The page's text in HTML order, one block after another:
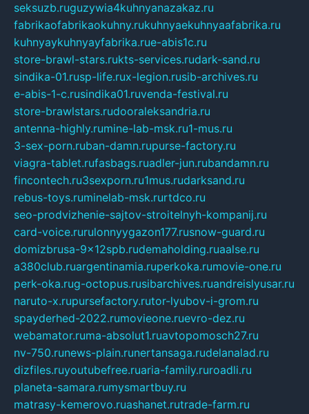
seksuzb.ruguzywia4kuhnyanazakaz.ru
fabrikaofabrikaokuhny.rukuhnyaekuhnyaafabrika.ru
kuhnyaykuhnyayfabrika.rue-abis1c.ru
store-brawl-stars.rukts-services.rudark-sand.ru
sindika-01.rusp-life.rux-legion.rusib-archives.ru
e-abis-1-c.rusindika01.ruvenda-festival.ru
store-brawlstars.rudooraleksandria.ru
antenna-highly.rumine-lab-msk.ru1-mus.ru
3-sex-porn.ruban-damn.rupurse-factory.ru
viagra-tablet.rufasbags.ruadler-jun.rubandamn.ru
fincontech.ru3sexporn.ru1mus.rudarksand.ru
rebus-toys.ruminelab-msk.rurtdco.ru
seo-prodvizhenie-sajtov-stroitelnyh-kompanij.ru
card-voice.rurulonnyygazon177.rusnow-guard.ru
domizbrusa-9x12spb.rudemaholding.ruaalse.ru
a380club.ruargentinamia.ruperkoka.rumovie-one.ru
perk-oka.rug-octopus.rusibarchives.ruandreislyusar.ru
naruto-x.rupursefactory.rutor-lyubov-i-grom.ru
spayderhed-2022.rumovieone.ruevro-dez.ru
webamator.ruma-absolut1.ruavtopomosch27.ru
nv-750.runews-plain.runertansaga.rudelanalad.ru
dizfiles.ruyoutubefree.ruaria-family.ruroadli.ru
planeta-samara.rumysmartbuy.ru
matrasy-kemerovo.ruashanet.rutrade-farm.ru